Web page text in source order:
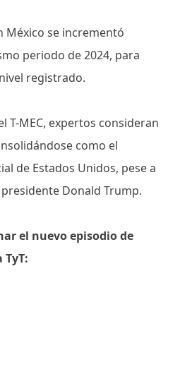
México se incrementó
periodo de 2024, para
registrado.
T-MEC, expertos consideran
como el
de Estados Unidos, pese a
Donald Trump.
el nuevo episodio de